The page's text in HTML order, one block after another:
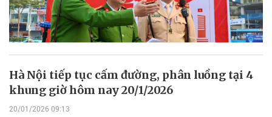
Hà Nội tiếp tục cấm đường, phân luồng tại 4
khung giờ hôm nay 20/1/2026
20/01/2026 09:13